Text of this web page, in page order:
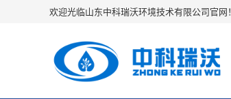
欢迎光临山东中科瑞沃环境技术有限公司官网！